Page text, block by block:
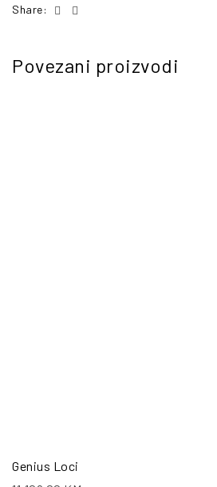
Share: Facebook
Povezani proizvodi
Genius Loci